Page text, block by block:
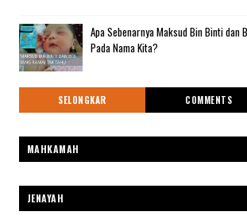
Apa Sebenarnya Maksud Bin Binti dan
Pada Nama Kita?
SELONGKAR COMMENTS
MAHKAMAH
JENAYAH